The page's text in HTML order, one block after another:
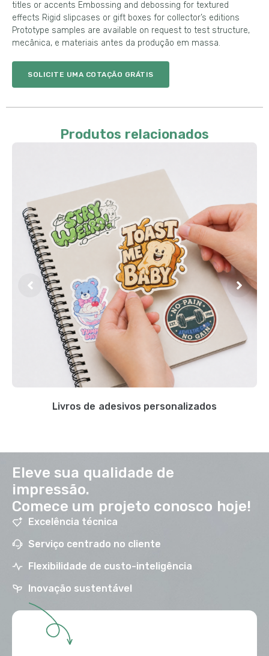
titles or accents Embossing and debossing for textured
effects Rigid slipcases or gift boxes for collector’s editions
Prototype samples are available on request to test structure,
mecânica, e materiais antes da produção em massa.
SOLICITE UMA COTAÇÃO GRÁTIS
Produtos relacionados
Livros de adesivos personalizados
Eleve sua qualidade de
impressão.
Comece um projeto conosco hoje!
Excelência técnica
Serviço centrado no cliente
Flexibilidade de custo-inteligência
Inovação sustentável